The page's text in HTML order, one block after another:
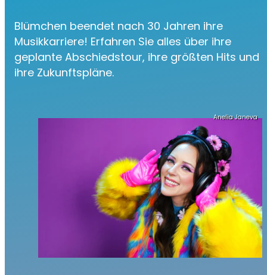
Blümchen beendet nach 30 Jahren ihre
Musikkarriere! Erfahren Sie alles über ihre
geplante Abschiedstour, ihre größten Hits und
ihre Zukunftspläne.
Anelia Janeva